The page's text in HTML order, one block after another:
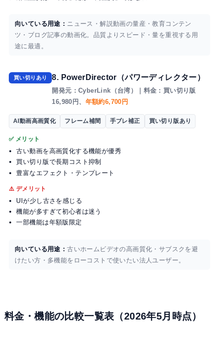
向いている用途： ニュース・解説動画の量産・教育コンテン
ツ・ブログ記事の動画化。品質よりスピード・量を重視する用
途に最適。
買い切りあり 8. PowerDirector（パワーディレクター）
開発元：CyberLink（台湾）｜料金：買い切り版
16,980円、 年額約6,700円
AI動画高画質化 フレーム補間 手ブレ補正 買い切り版あり
✅ メリット
古い動画を高画質化する機能が優秀
買い切り版で長期コスト抑制
豊富なエフェクト・テンプレート
⚠️ デメリット
UIが少し古さを感じる
機能が多すぎて初心者は迷う
一部機能は年額版限定
向いている用途：古いホームビデオの高画質化・サブスクを避
けたい方・多機能をローコストで使いたい法人ユーザー。
料金・機能の比較一覧表（2026年5月時点）